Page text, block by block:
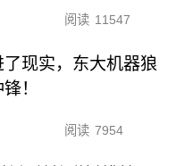
阅读 11547
现实，东大机器狼
！
阅读 7954